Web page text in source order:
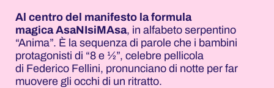
Al centro del manifesto la formula
magica AsaNIsiMAsa, in alfabeto serpentino
“Anima”. È la sequenza di parole che i bambini
protagonisti di “8 e ½”, celebre pellicola
di Federico Fellini, pronunciano di notte per far
muovere gli occhi di un ritratto.